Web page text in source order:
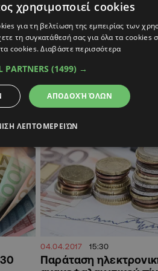
η
«Χ»
20.10.2020 14:40
Παρατείνεται η
υποβολής Δήλωσης
φυσικών προσώπων
Το Διάταγμα του Υπουργού
04.04.2017 15:30
Παράταση
χρησιμοποιεί cookies
για τη βελτίωση της εμπειρίας των
τη συγκατάθεσή σας για όλα τα cookies
τα cookies.Διαβάστε περισσότερα
PARTNERS (1499) →
ΑΠΟΔΟΧΉ ΌΛΩΝ
ΛΕΠΤΟΜΕΡΕΙΏΝ